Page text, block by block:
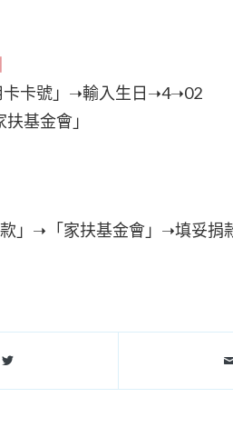
卡卡號」➝輸入生日➝4➝02
基金會」
」➝「家扶基金會」➝填妥捐